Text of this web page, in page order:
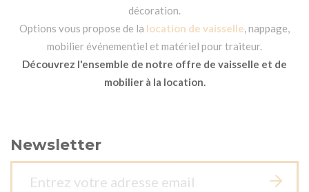
décoration.
Options vous propose de la location de vaisselle, nappage,
mobilier événementiel et matériel pour traiteur.
Découvrez l'ensemble de notre offre de vaisselle et de
mobilier à la location.
Newsletter